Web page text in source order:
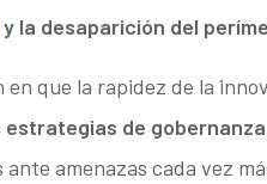
la desaparición del
que la rapidez de la
de
amenazas cada vez